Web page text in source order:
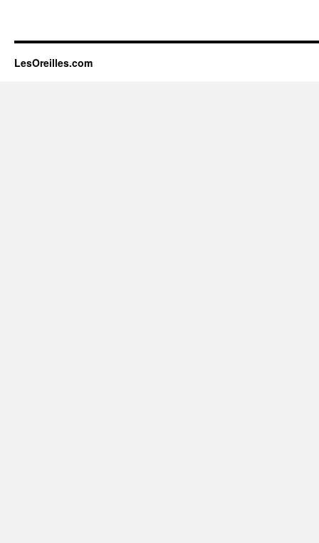
LesOreilles.com